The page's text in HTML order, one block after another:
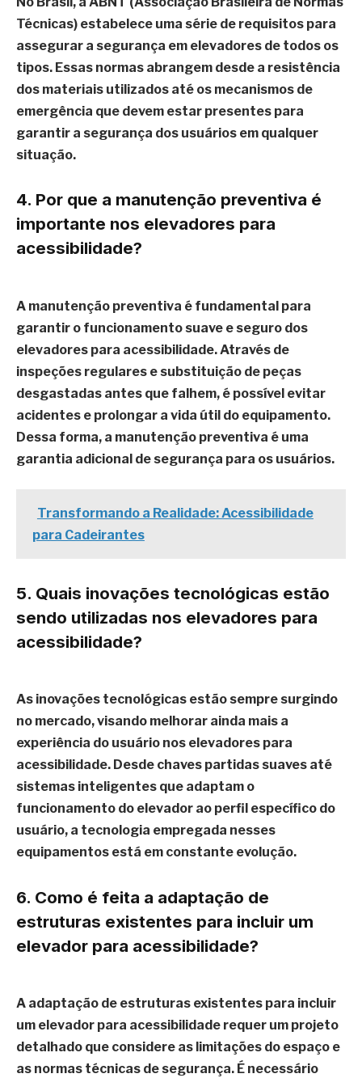
Técnicas) estabelece uma série de requisitos para
assegurar a segurança em elevadores de todos os
tipos. Essas normas abrangem desde a resistência
dos materiais utilizados até os mecanismos de
emergência que devem estar presentes para
garantir a segurança dos usuários em qualquer
situação.
4. Por que a manutenção preventiva é
importante nos elevadores para
acessibilidade?
A manutenção preventiva é fundamental para
garantir o funcionamento suave e seguro dos
elevadores para acessibilidade. Através de
inspeções regulares e substituição de peças
desgastadas antes que falhem, é possível evitar
acidentes e prolongar a vida útil do equipamento.
Dessa forma, a manutenção preventiva é uma
garantia adicional de segurança para os usuários.
Transformando a Realidade: Acessibilidade
para Cadeirantes
5. Quais inovações tecnológicas estão
sendo utilizadas nos elevadores para
acessibilidade?
As inovações tecnológicas estão sempre surgindo
no mercado, visando melhorar ainda mais a
experiência do usuário nos elevadores para
acessibilidade. Desde chaves partidas suaves até
sistemas inteligentes que adaptam o
funcionamento do elevador ao perfil específico do
usuário, a tecnologia empregada nesses
equipamentos está em constante evolução.
6. Como é feita a adaptação de
estruturas existentes para incluir um
elevador para acessibilidade?
A adaptação de estruturas existentes para incluir
um elevador para acessibilidade requer um projeto
detalhado que considere as limitações do espaço e
as normas técnicas de segurança. É necessário